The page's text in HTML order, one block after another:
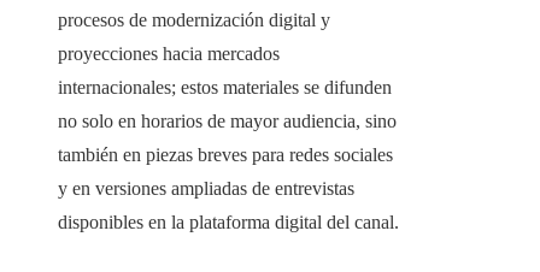
procesos de modernización digital y
proyecciones hacia mercados
internacionales; estos materiales se difunden
no solo en horarios de mayor audiencia, sino
también en piezas breves para redes sociales
y en versiones ampliadas de entrevistas
disponibles en la plataforma digital del canal.